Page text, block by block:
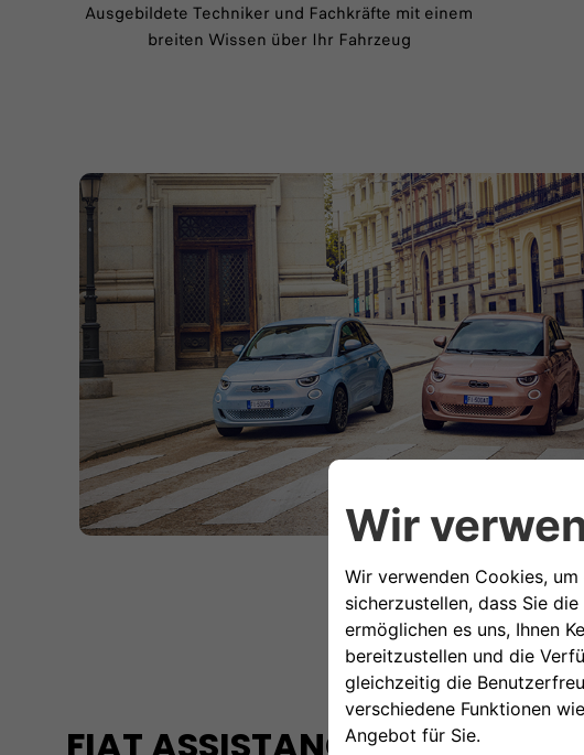
Ausgebildete Techniker und Fachkräfte mit einem
breiten Wissen über Ihr Fahrzeug